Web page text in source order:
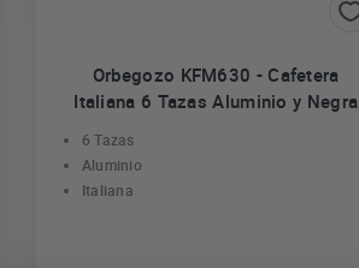
Orbegozo KFM630 - Cafetera
Italiana 6 Tazas Aluminio y Negra
6 Tazas
Aluminio
Italiana